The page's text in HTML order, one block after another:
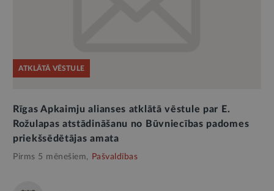
ATKLĀTĀ VĒSTULE
Rīgas Apkaimju alianses atklātā vēstule par E.
Rožulapas atstādināšanu no Būvniecības padomes
priekšsēdētājas amata
Pirms 5 mēnešiem, Pašvaldības